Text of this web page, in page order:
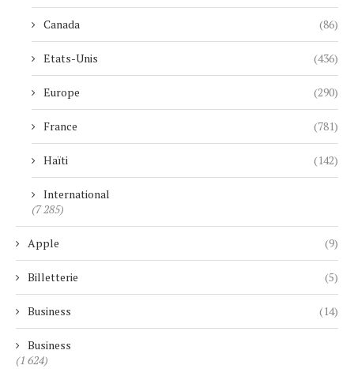
Canada (86)
Etats-Unis (436)
Europe (290)
France (781)
Haïti (142)
International
(7 285)
Apple (9)
Billetterie (5)
Business (14)
Business
(1 624)